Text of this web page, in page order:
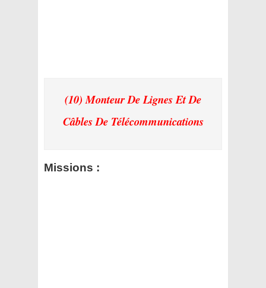
(10) Monteur De Lignes Et De
Câbles De Télécommunications
Missions :